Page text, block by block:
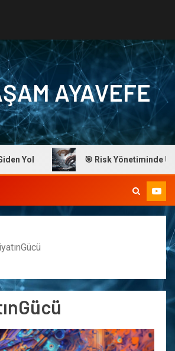
AYAVEFE
Yol 🎯 Risk Yönetiminde